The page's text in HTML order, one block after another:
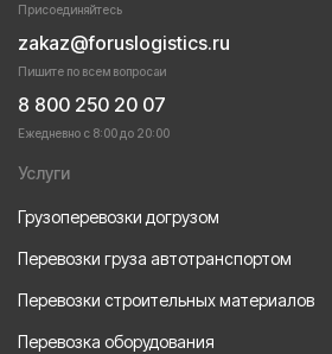
Присоединяйтесь
zakaz@foruslogistics.ru
Пишите по всем вопросаи
8 800 250 20 07
Ежедневно с 8:00 до 20:00
Услуги
Грузоперевозки догрузом
Перевозки груза автотранспортом
Перевозки строительных материалов
Перевозка оборудования